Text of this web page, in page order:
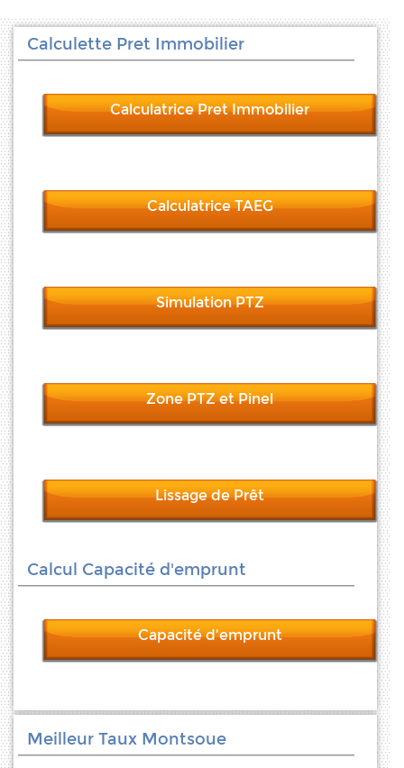
Calculette Pret Immobilier
Calculatrice Pret Immobilier
Calculatrice TAEG
Simulation PTZ
Zone PTZ et Pinel
Lissage de Prêt
Calcul Capacité d'emprunt
Capacité d'emprunt
Meilleur Taux Montsoue